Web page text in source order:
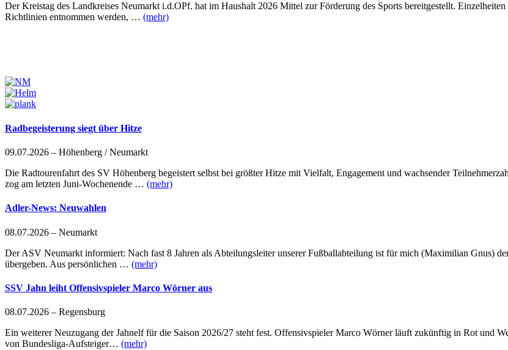
Der Kreistag des Landkreises Neumarkt i.d.OPf. hat im Haushalt 2026 Mittel zur Förderung des Sports bereitgestellt.
Richtlinien entnommen werden, … (mehr)
Radbegeisterung siegt über Hitze
09.07.2026 – Höhenberg / Neumarkt
Die Radtourenfahrt des SV Höhenberg begeistert selbst bei größter Hitze mit Vielfalt, Engagement und wachsender
zog am letzten Juni-Wochenende … (mehr)
Adler-News: Neuwahlen
08.07.2026 – Neumarkt
Der ASV Neumarkt informiert: Nach fast 8 Jahren als Abteilungsleiter unserer Fußballabteilung ist für mich (Maximilian Gnus)
übergeben. Aus persönlichen … (mehr)
SSV Jahn leiht Offensivspieler Marco Wörner aus
08.07.2026 – Regensburg
Ein weiterer Neuzugang der Jahnelf für die Saison 2026/27 steht fest. Offensivspieler Marco Wörner läuft zukünftig in Rot und
von Bundesliga-Aufsteiger… (mehr)